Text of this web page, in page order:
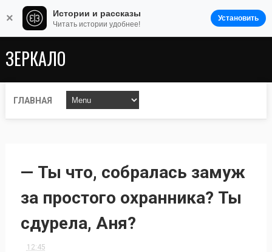
ЗЕРКАЛО
ГЛАВНАЯ
— Ты что, собралась замуж
за простого охранника? Ты
сдурела, Аня?
12:45
× Истории и рассказы
Читать истории удобнее!
Установить